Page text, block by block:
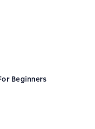
0 на основе 0 оценок
Beginners
0 на основе 0 оценок